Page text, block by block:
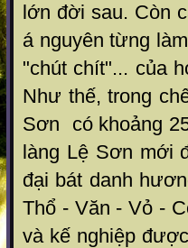
lớn đời sau. Còn
á nguyên từng
"chút chít"... của
Như thế, trong
Sơn có khoảng
làng Lệ Sơn mới
đại bát danh
Thổ - Văn - Vỏ -
và kế nghiệp